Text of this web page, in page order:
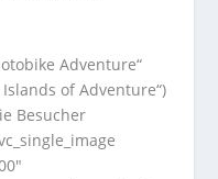
Adventure“
of Adventure“)
Besucher